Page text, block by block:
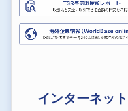
インターネッ